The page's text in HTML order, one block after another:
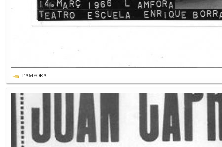
L'AMFORA